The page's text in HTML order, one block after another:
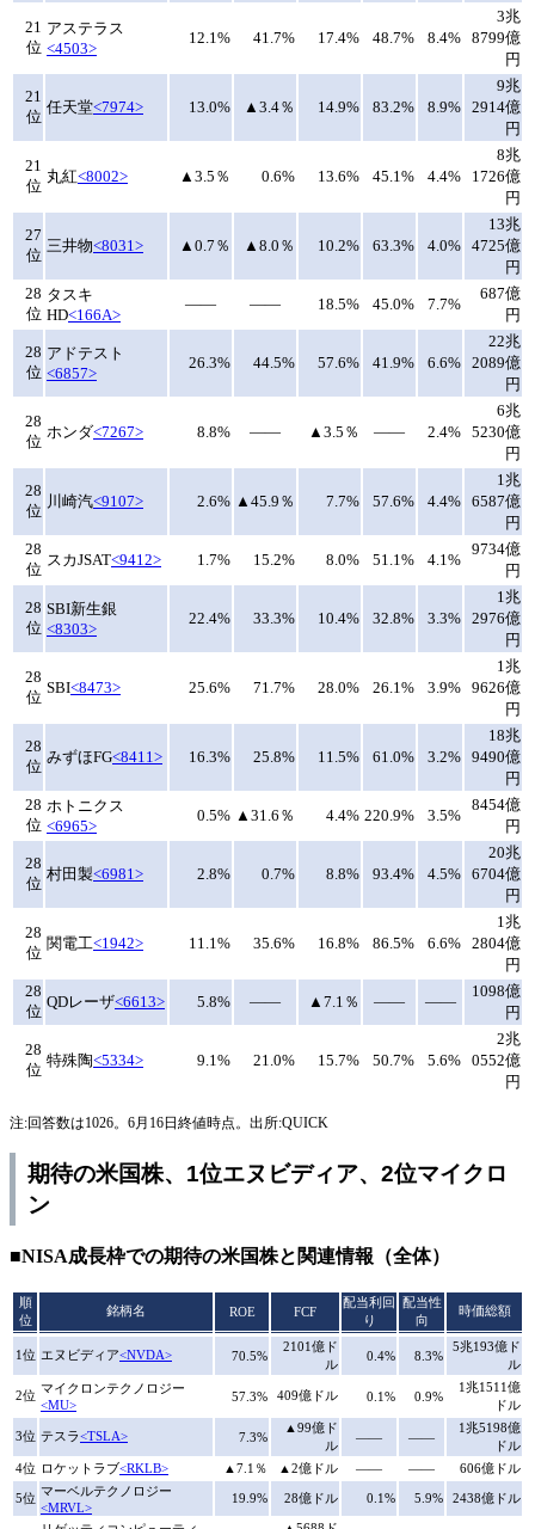
21
位
アステラス
<4503>
12.1% 41.7% 17.4% 48.7% 8.4%
3兆
8799億
円
21
位
任天堂<7974> 13.0% ▲3.4％ 14.9% 83.2% 8.9%
9兆
2914億
円
21
位
丸紅<8002> ▲3.5％ 0.6% 13.6% 45.1% 4.4%
8兆
1726億
円
27
位
三井物<8031> ▲0.7％ ▲8.0％ 10.2% 63.3% 4.0%
13兆
4725億
円
28
位
タスキ
HD<166A>
―― ―― 18.5% 45.0% 7.7%
687億
円
28
位
アドテスト
<6857>
26.3% 44.5% 57.6% 41.9% 6.6%
22兆
2089億
円
28
位
ホンダ<7267> 8.8% ―― ▲3.5％ ―― 2.4%
6兆
5230億
円
28
位
川崎汽<9107> 2.6% ▲45.9％ 7.7% 57.6% 4.4%
1兆
6587億
円
28
位
スカJSAT<9412> 1.7% 15.2% 8.0% 51.1% 4.1%
9734億
円
28
位
SBI新生銀
<8303>
22.4% 33.3% 10.4% 32.8% 3.3%
1兆
2976億
円
28
位
SBI<8473> 25.6% 71.7% 28.0% 26.1% 3.9%
1兆
9626億
円
28
位
みずほFG<8411> 16.3% 25.8% 11.5% 61.0% 3.2%
18兆
9490億
円
28
位
ホトニクス
<6965>
0.5% ▲31.6％ 4.4% 220.9% 3.5%
8454億
円
28
位
村田製<6981> 2.8% 0.7% 8.8% 93.4% 4.5%
20兆
6704億
円
28
位
関電工<1942> 11.1% 35.6% 16.8% 86.5% 6.6%
1兆
2804億
円
28
位
QDレーザ<6613> 5.8% ―― ▲7.1％ ―― ――
1098億
円
28
位
特殊陶<5334> 9.1% 21.0% 15.7% 50.7% 5.6%
2兆
0552億
円
注:回答数は1026。6月16日終値時点。出所:QUICK
期待の米国株、1位エヌビディア、2位マイクロ
ン
■NISA成長枠での期待の米国株と関連情報（全体）
順
位
銘柄名 ROE FCF
配当利回
り
配当性
向
時価総額
1位 エヌビディア<NVDA> 70.5%
2101億ド
ル
0.4% 8.3%
5兆193億ド
ル
2位 マイクロンテクノロジー
<MU>
57.3% 409億ドル 0.1% 0.9%
1兆1511億
ドル
3位 テスラ<TSLA> 7.3%
▲99億ド
ル
―― ――
1兆5198億
ドル
4位 ロケットラブ<RKLB> ▲7.1％ ▲2億ドル ―― ―― 606億ドル
5位 マーベルテクノロジー
<MRVL>
19.9% 28億ドル 0.1% 5.9% 2438億ドル